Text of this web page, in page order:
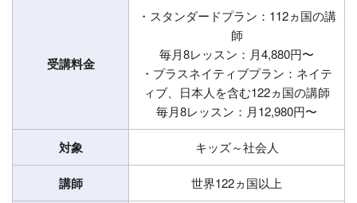
受講料金
・スタンダードプラン：112ヵ国の講
師
毎月8レッスン：月4,880円〜
・プラスネイティブプラン：ネイテ
ィブ、日本人を含む122ヵ国の講師
毎月8レッスン：月12,980円〜
対象 キッズ～社会人
講師 世界122ヵ国以上